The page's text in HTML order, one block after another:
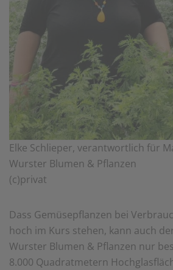
Elke Schlieper, verantwortlich für
Wurster Blumen & Pflanzen
(c)privat
Dass Gemüsepflanzen bei
hoch im Kurs stehen, kann auch
Wurster Blumen & Pflanzen nur
8.000 Quadratmetern